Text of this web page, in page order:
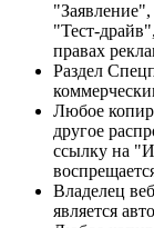
"Тест-
правах
Раздел
Любое
другое
ссылку на
Владелец
является